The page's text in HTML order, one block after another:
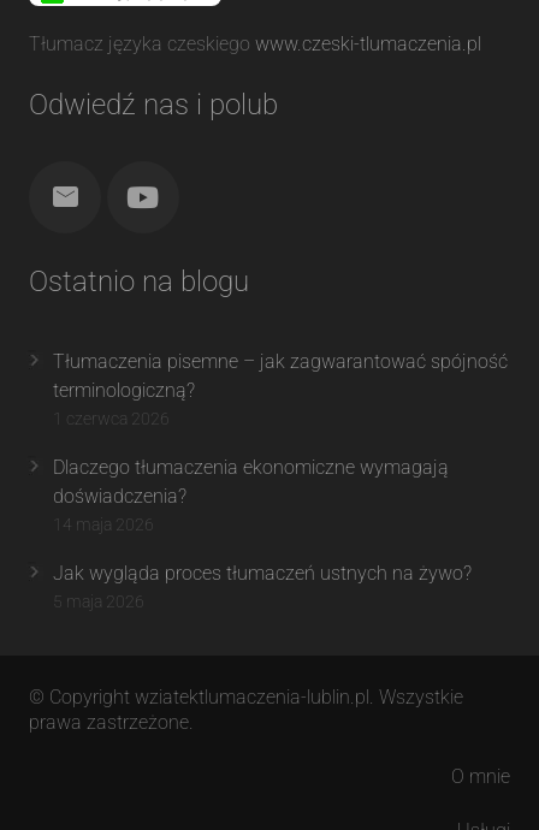
Tłumacz języka czeskiego www.czeski-tlumaczenia.pl
Odwiedź nas i polub
Ostatnio na blogu
Tłumaczenia pisemne – jak zagwarantować spójność
terminologiczną?
1 czerwca 2026
Dlaczego tłumaczenia ekonomiczne wymagają
doświadczenia?
14 maja 2026
Jak wygląda proces tłumaczeń ustnych na żywo?
5 maja 2026
© Copyright wziatektlumaczenia-lublin.pl. Wszystkie
prawa zastrzeżone.
O mnie